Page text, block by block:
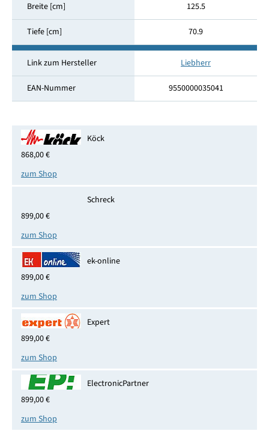
Breite [cm] 125.5
Tiefe [cm] 70.9
Link zum Hersteller Liebherr
EAN-Nummer 9550000035041
Köck
868,00 €
zum Shop
Schreck
899,00 €
zum Shop
ek-online
899,00 €
zum Shop
Expert
899,00 €
zum Shop
ElectronicPartner
899,00 €
zum Shop